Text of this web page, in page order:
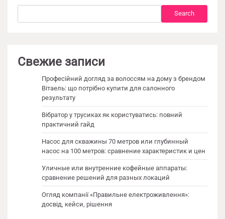
Search
Свежие записи
Професійний догляд за волоссям на дому з брендом
Вітаель: що потрібно купити для салонного
результату
Вібратор у трусиках як користуватись: повний
практичний гайд
Насос для скважины 70 метров или глубинный
насос на 100 метров: сравнение характеристик и цен
Уличные или внутренние кофейные аппараты:
сравнение решений для разных локаций
Огляд компанії «Правильне електроживлення»:
досвід, кейси, рішення